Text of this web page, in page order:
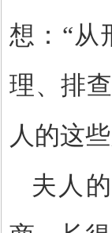
想： “从
理、排
人的这
夫人